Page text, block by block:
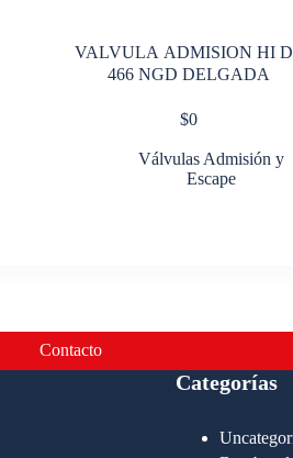
VALVULA ADMISION HI
466 NGD DELGADA
$0
Válvulas Admisión y
Escape
Contacto
Categorías